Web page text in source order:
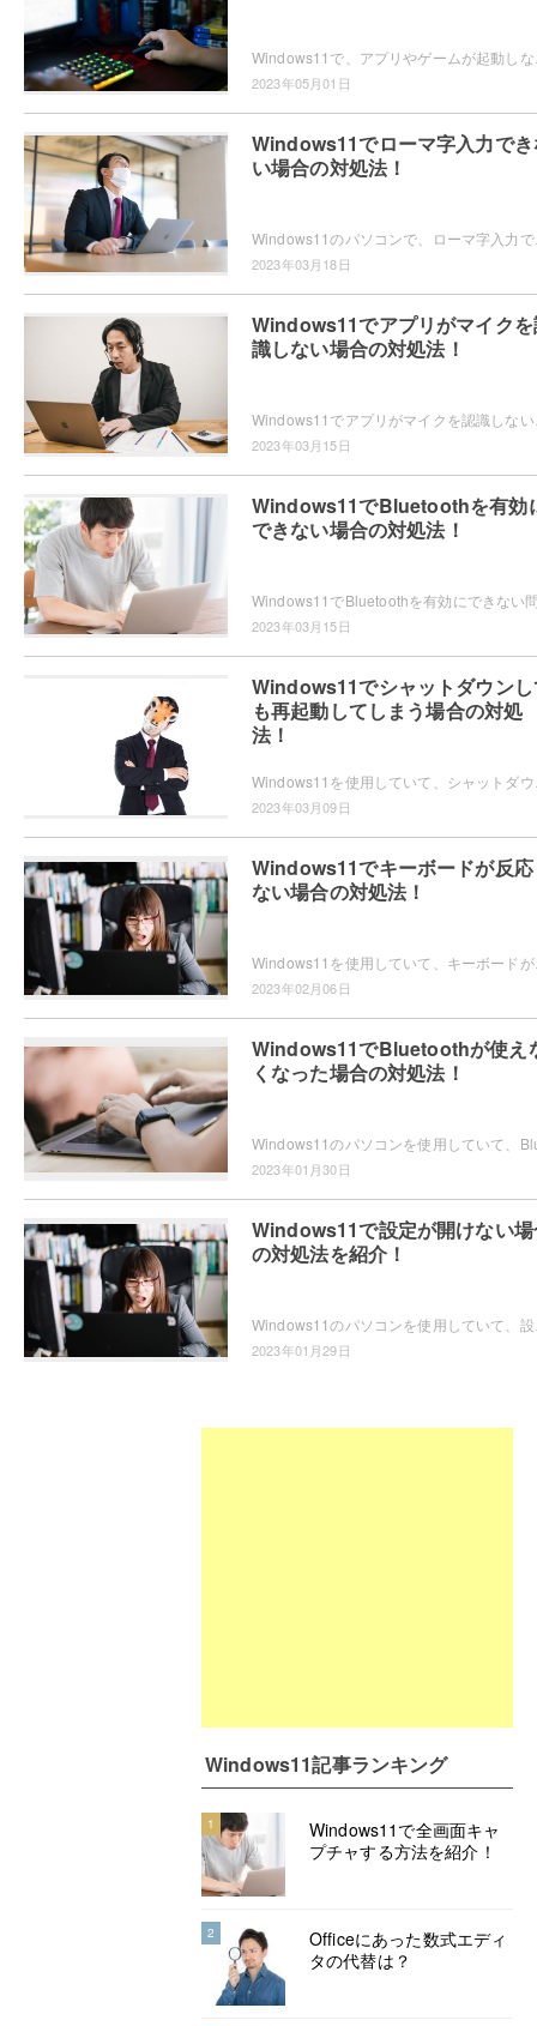
2023年05月01日
Windows11でローマ字入力で
い場合の対処法！
Windows11のパソコンで、ローマ
2023年03月18日
Windows11でアプリがマイク
識しない場合の対処法！
2023年03月15日
Windows11でBluetoothを有効
できない場合の対処法！
2023年03月15日
Windows11でシャットダウン
も再起動してしまう場合の対処
法！
2023年03月09日
Windows11でキーボードが反
ない場合の対処法！
Windows11を使用していて、キー
2023年02月06日
Windows11でBluetoothが使え
くなった場合の対処法！
2023年01月30日
Windows11で設定が開けない
の対処法を紹介！
2023年01月29日
Windows11記事ランキング
1
Windows11で全画面キャ
プチャする方法を紹介！
2
Officeにあった数式エディ
タの代替は？